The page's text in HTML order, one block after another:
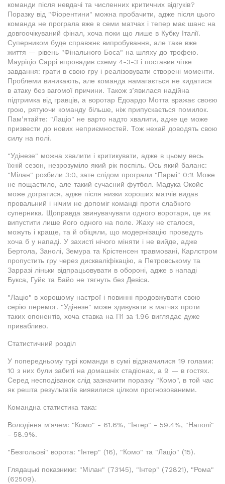
команди після невдачі та численних критичних відгуків?
Поразку від "Фіорентини" можна пробачити, адже після цього
команда не програла вже в семи матчах і тепер має шанс на
довгоочікуваний фінал, хоча поки що лише в Кубку Італії.
Суперником буде справжнє випробування, але таке вже
життя — рівень "Фінального Боса" на шляху до трофею.
Мауріціо Саррі впровадив схему 4-3-3 і поставив чітке
завдання: грати в свою гру і реалізовувати створені моменти.
Проблеми виникають, але команда намагається не кидатися
в атаку без вагомої причини. Також з’явилася надійна
підтримка від гравців, а воротар Едоардо Мотта вражає своєю
грою, рятуючи команду більше, ніж припускається помилок.
Пам’ятайте: "Лаціо" не варто надто хвалити, адже це може
призвести до нових неприємностей. Тож нехай доводять свою
силу на полі!
"Удінезе" можна хвалити і критикувати, адже в цьому весь
їхній сезон, незрозуміло який рік поспіль. Ось який баланс:
"Мілан" розбили 3:0, зате слідом програли "Пармі" 0:1! Може
не пощастило, але такий сучасний футбол. Мадука Окойє
може догратися, адже після низки хороших матчів видав
провальний і нічим не допоміг команді проти слабкого
суперника. Щоправда звинувачувати одного воротаря, це як
випустити лише його одного на поле. Жаху не сталося,
можуть і краще, та й обіцяли, що модернізацію проведуть
хоча б у нападі. У захисті нічого міняти і не вийде, адже
Бертола, Занолі, Земура та Крістенсен травмовані, Карлстром
пропустить гру через дискваліфікацію, а Петровському та
Зарразі ліньки відпрацьовувати в обороні, адже в нападі
Букса, Гуйє та Байо не тягнуть без Девіса.
"Лаціо" в хорошому настрої і повинні продовжувати свою
серію перемог. "Удінезе" може здивувати в матчах проти
таких опонентів, хоча ставка на П1 за 1.96 виглядає дуже
привабливо.
Статистичний розділ
У попередньому турі команди в сумі відзначилися 19 голами:
10 з них були забиті на домашніх стадіонах, а 9 — в гостях.
Серед несподіванок слід зазначити поразку "Комо", в той час
як решта результатів виявилися цілком прогнозованими.
Командна статистика така:
Володіння м'ячем: "Комо" - 61.6%, "Інтер" - 59.4%, "Наполі"
- 58.9%.
"Безгольові" ворота: "Інтер" (16), "Комо" та "Лаціо" (15).
Глядацькі показники: "Мілан" (73145), "Інтер" (72821), "Рома"
(62509).